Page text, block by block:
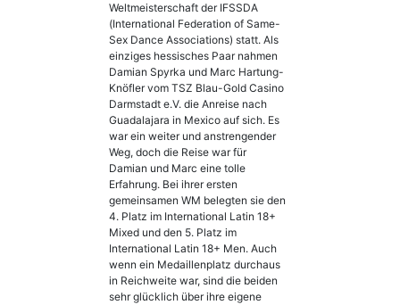
Weltmeisterschaft der IFSSDA
(International Federation of Same-
Sex Dance Associations) statt. Als
einziges hessisches Paar nahmen
Damian Spyrka und Marc Hartung-
Knöfler vom TSZ Blau-Gold Casino
Darmstadt e.V. die Anreise nach
Guadalajara in Mexico auf sich. Es
war ein weiter und anstrengender
Weg, doch die Reise war für
Damian und Marc eine tolle
Erfahrung. Bei ihrer ersten
gemeinsamen WM belegten sie den
4. Platz im International Latin 18+
Mixed und den 5. Platz im
International Latin 18+ Men. Auch
wenn ein Medaillenplatz durchaus
in Reichweite war, sind die beiden
sehr glücklich über ihre eigene